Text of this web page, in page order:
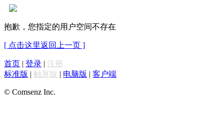
抱歉，您指定的用户空间不存在
[ 点击这里返回上一页 ]
首页 | 登录 | 注册
标准版 | 触屏版 | 电脑版 | 客户端
© Comsenz Inc.